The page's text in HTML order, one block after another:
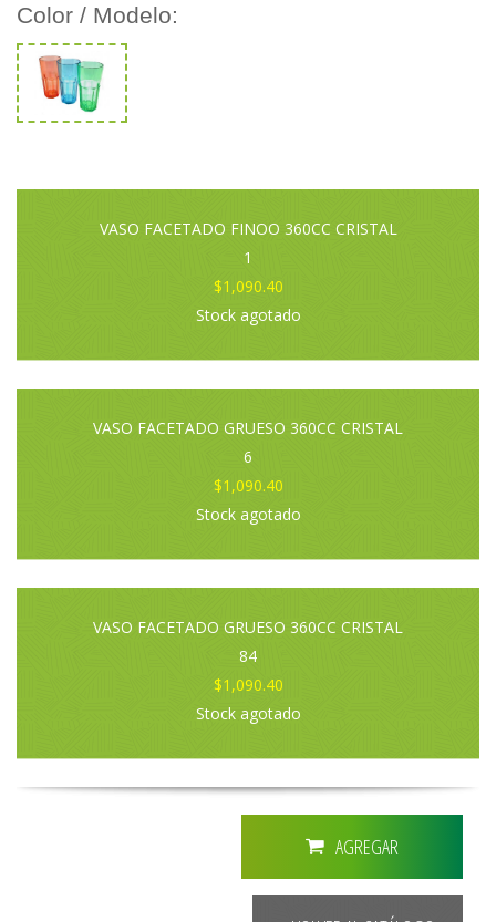
Color / Modelo:
VASO FACETADO FINOO 360CC CRISTAL
1
$1,090.40
Stock agotado
VASO FACETADO GRUESO 360CC CRISTAL
6
$1,090.40
Stock agotado
VASO FACETADO GRUESO 360CC CRISTAL
84
$1,090.40
Stock agotado
AGREGAR